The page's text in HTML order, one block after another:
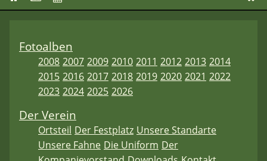
Fotoalben
2008 2007 2009 2010 2011 2012 2013 2014
2015 2016 2017 2018 2019 2020 2021 2022
2023 2024 2025 2026
Der Verein
Ortsteil Der Festplatz Unsere Standarte
Unsere Fahne Die Uniform Der